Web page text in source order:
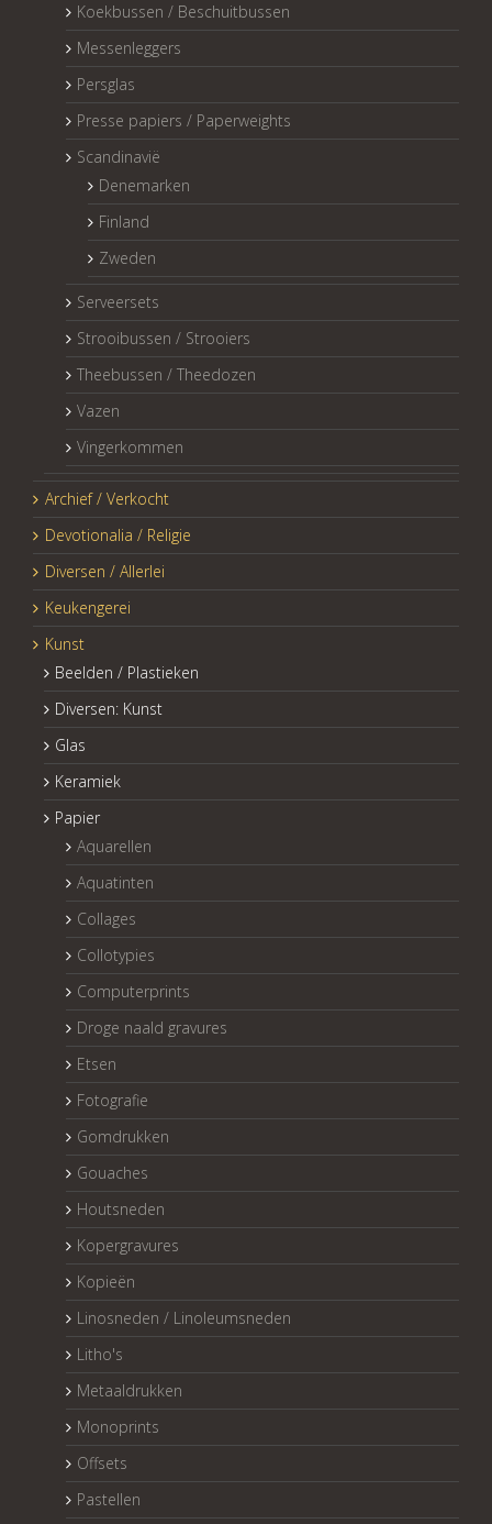
Koekbussen / Beschuitbussen
Messenleggers
Persglas
Presse papiers / Paperweights
Scandinavië
Denemarken
Finland
Zweden
Serveersets
Strooibussen / Strooiers
Theebussen / Theedozen
Vazen
Vingerkommen
Archief / Verkocht
Devotionalia / Religie
Diversen / Allerlei
Keukengerei
Kunst
Beelden / Plastieken
Diversen: Kunst
Glas
Keramiek
Papier
Aquarellen
Aquatinten
Collages
Collotypies
Computerprints
Droge naald gravures
Etsen
Fotografie
Gomdrukken
Gouaches
Houtsneden
Kopergravures
Kopieën
Linosneden / Linoleumsneden
Litho's
Metaaldrukken
Monoprints
Offsets
Pastellen